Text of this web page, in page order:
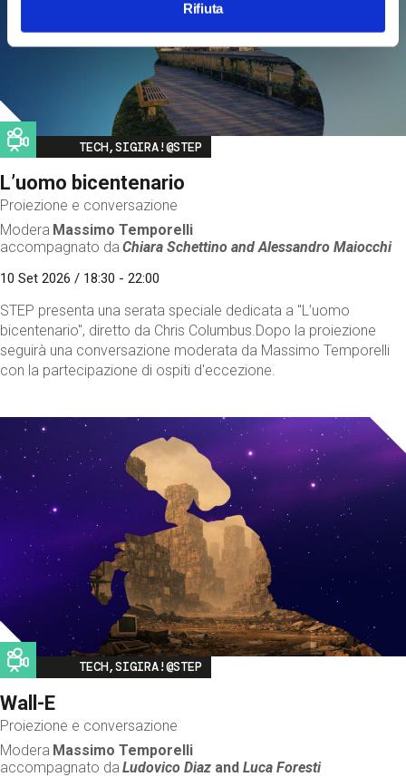
Rifiuta
Image
TECH,SIGIRA!@STEP
L’uomo bicentenario
Proiezione e conversazione
Modera Massimo Temporelli
accompagnato da Chiara Schettino andAlessandro Maiocchi
10 Set 2026 / 18:30 - 22:00
STEP presenta una serata speciale dedicata a "L’uomo
bicentenario", diretto da Chris Columbus.Dopo la proiezione
seguirà una conversazione moderata da Massimo Temporelli
con la partecipazione di ospiti d'eccezione.
Image
TECH,SIGIRA!@STEP
Wall-E
Proiezione e conversazione
Modera Massimo Temporelli
accompagnato da Ludovico Diaz andLuca Foresti